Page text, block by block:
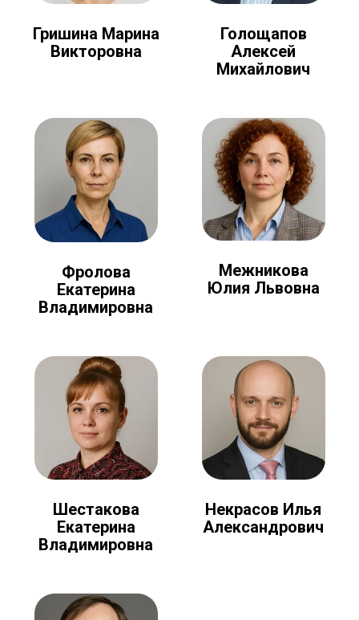
Гришина Марина
Викторовна
Голощапов
Алексей
Михайлович
Фролова
Екатерина
Владимировна
Межникова
Юлия Львовна
Шестакова
Екатерина
Владимировна
Некрасов Илья
Александрович